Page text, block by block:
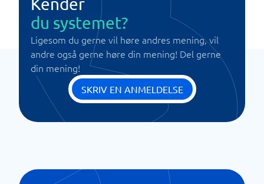
du systemet?
Ligesom du gerne vil høre andres mening, vil
andre også gerne høre din mening! Del gerne
din mening!
SKRIV EN ANMELDELSE